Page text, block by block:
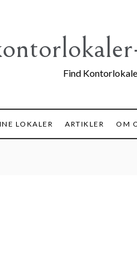
Find
LOKALER ARTIKLER OM